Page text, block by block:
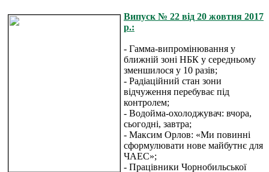
Випуск № 22 від 20 жовтня 2017
р.:
- Гамма-випромінювання у
ближній зоні НБК у середньому
зменшилося у 10 разів;
- Радіаційний стан зони
відчуження перебуває під
контролем;
- Водойма-охолоджувач: вчора,
сьогодні, завтра;
- Максим Орлов: «Ми повинні
сформулювати нове майбутнє для
ЧАЕС»;
- Працівники Чорнобильської